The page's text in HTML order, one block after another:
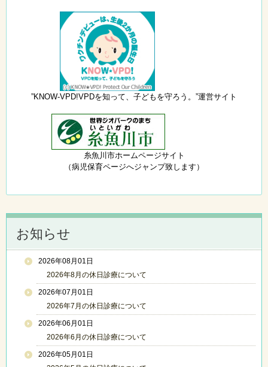
”KNOW-VPD!VPDを知って、子どもを守ろう。”運営サイト
糸魚川市ホームページサイト
（病児保育ページへジャンプ致します）
お知らせ
2026年08月01日
2026年8月の休日診療について
2026年07月01日
2026年7月の休日診療について
2026年06月01日
2026年6月の休日診療について
2026年05月01日